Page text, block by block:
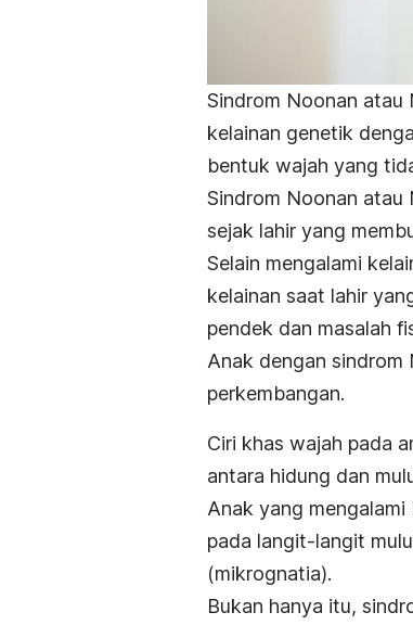
Sindrom Noonan atau
kelainan genetik
bentuk wajah yang
Sindrom Noonan atau
sejak lahir yang
Selain mengalami
kelainan saat lahir
pendek dan masalah
Anak dengan sindrom
perkembangan.
Ciri khas wajah pada
antara hidung dan
Anak yang
pada langit-langit
(mikrognatia).
Bukan hanya itu,